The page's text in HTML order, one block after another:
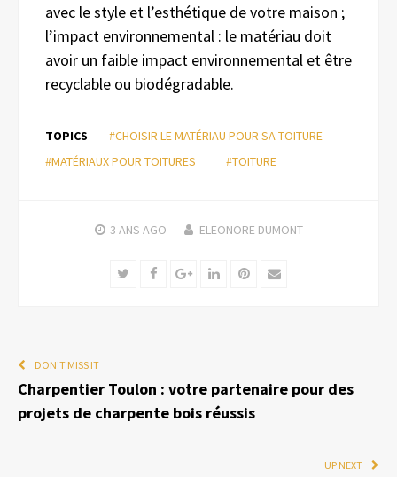
avec le style et l’esthétique de votre maison ;
l’impact environnemental : le matériau doit
avoir un faible impact environnemental et être
recyclable ou biodégradable.
TOPICS
#CHOISIR LE MATÉRIAU POUR SA TOITURE
#MATÉRIAUX POUR TOITURES
#TOITURE
3 ANS AGO ELEONORE DUMONT
TwitterFacebookGoogle+LinkedInPinterest
Email
DON'T MISS IT
Charpentier Toulon : votre partenaire pour des
projets de charpente bois réussis
UP NEXT